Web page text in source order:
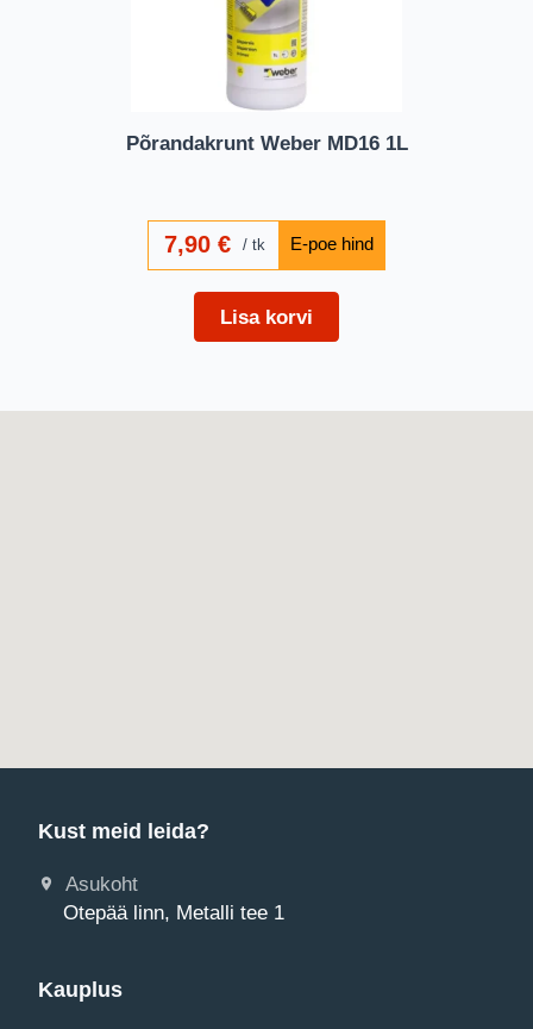
Põrandakrunt Weber MD16 1L
7,90€ tk
Lisa korvi
Kust meid leida?
Asukoht
Otepää linn, Metalli tee 1
Kauplus